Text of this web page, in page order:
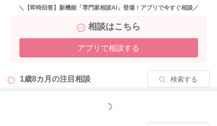
＼【即時回答】新機能「専門家相談AI」登場！アプリで今すぐ相談／
相談はこちら
アプリで相談する
1歳8カ月の注目相談 検索する
もっと見る